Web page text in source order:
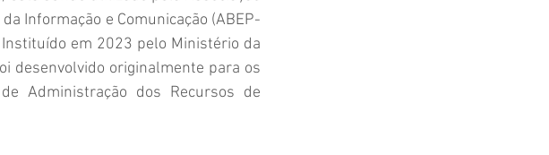
Informação e Comunicação (ABEP-
em 2023 pelo Ministério da
desenvolvido originalmente para os
Administração dos Recursos de